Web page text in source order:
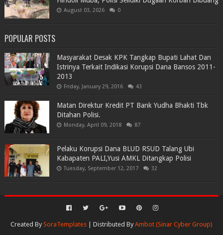
August 03, 2026 0
POPULAR POSTS
Masyarakat Desak KPK Tangkap Bupati Lahat Dan
Istrinya Terkait Indikasi Korupsi Dana Bansos 2011-
2013
Friday, January 29, 2016 43
Matan Direktur Kredit PT Bank Yudha Bhakti Tbk
Ditahan Polisi.
Monday, April 09, 2018 87
Pelaku Korupsi Dana BLUD RSUD Talang Ubi
Kabapaten PALI,Yusi AMKL Ditangkap Polisi
Tuesday, September 12, 2017 32
Created By SoraTemplates| Distributed By Ambot (Sinar Cyber Group)